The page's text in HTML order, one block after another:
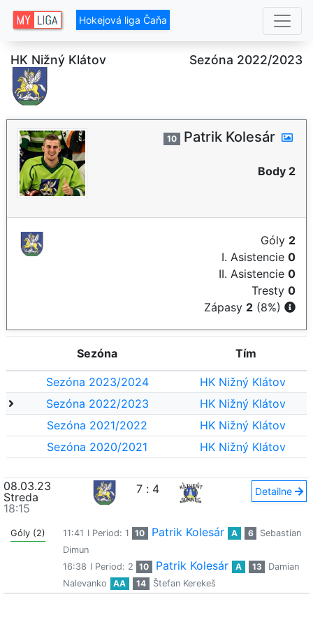
Hokejová liga Čaňa
HK Nižný Klátov Sezóna 2022/2023
10 Patrik Kolesár
Body 2
Góly 2
I. Asistencie 0
II. Asistencie 0
Tresty 0
Zápasy 2 (8%)
Sezóna Tím
Sezóna 2023/2024
HK Nižný Klátov
Sezóna 2022/2023
HK Nižný Klátov
Sezóna 2021/2022
HK Nižný Klátov
Sezóna 2020/2021
HK Nižný Klátov
08.03.23
Streda
18:15
7 : 4 Detailne
Góly (2) 11:41 I Period: 1 10 Patrik Kolesár A 6
Sebastian
Dimun
16:38 I Period: 2 10 Patrik Kolesár A 13
Damian
Nalevanko
AA 14 Štefan Kerekeš